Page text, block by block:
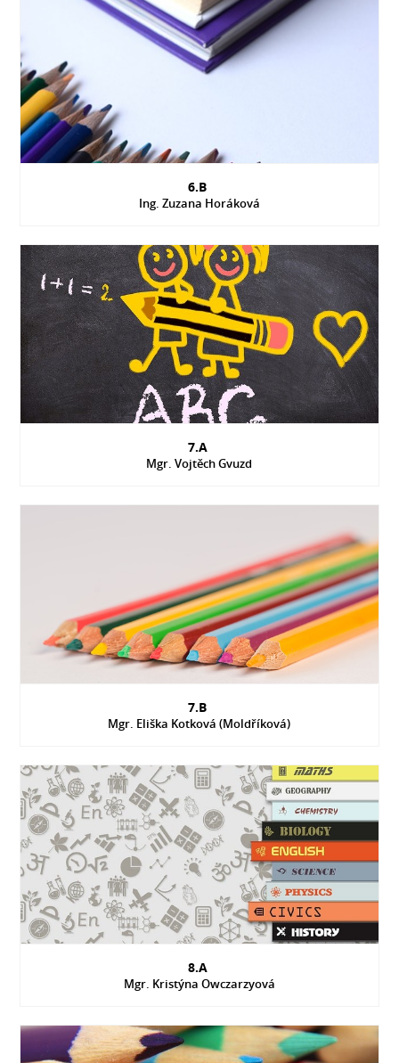
6.B
Ing. Zuzana Horáková
7.A
Mgr. Vojtěch Gvuzd
7.B
Mgr. Eliška Kotková (Moldříková)
8.A
Mgr. Kristýna Owczarzyová